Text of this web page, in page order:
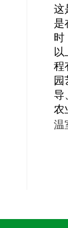
这
是
时
以
程
园
导
农
温